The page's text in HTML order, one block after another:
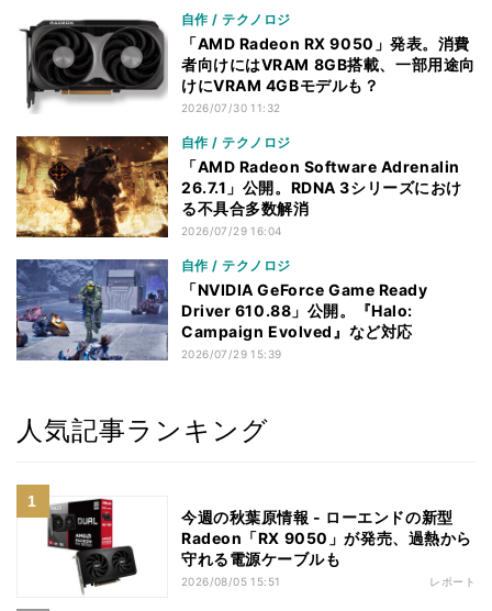
自作 / テクノロジ
「AMD Radeon RX 9050」発表。消費
者向けにはVRAM 8GB搭載、一部用途向
けにVRAM 4GBモデルも？
2026/07/30 11:32
自作 / テクノロジ
「AMD Radeon Software Adrenalin
26.7.1」公開。RDNA 3シリーズにおけ
る不具合多数解消
2026/07/29 16:04
自作 / テクノロジ
「NVIDIA GeForce Game Ready
Driver 610.88」公開。『Halo:
Campaign Evolved』など対応
2026/07/29 15:39
人気記事ランキング
今週の秋葉原情報 - ローエンドの新型
Radeon「RX 9050」が発売、過熱から
守れる電源ケーブルも
2026/08/05 15:51 レポート